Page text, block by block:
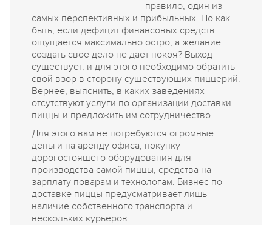
правило, один из
самых перспективных и прибыльных. Но как
быть, если дефицит финансовых средств
ощущается максимально остро, а желание
создать свое дело не дает покоя? Выход
существует, и для этого необходимо обратить
свой взор в сторону существующих пиццерий.
Вернее, выяснить, в каких заведениях
отсутствуют услуги по организации доставки
пиццы и предложить им сотрудничество.
Для этого вам не потребуются огромные
деньги на аренду офиса, покупку
дорогостоящего оборудования для
производства самой пиццы, средства на
зарплату поварам и технологам. Бизнес по
доставке пиццы предусматривает лишь
наличие собственного транспорта и
нескольких курьеров.